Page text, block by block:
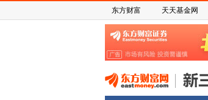
东方财富 天天基金网